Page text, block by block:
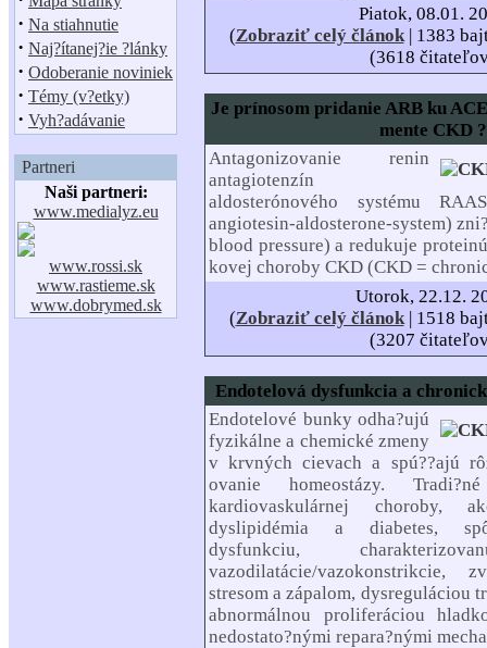
· Na stiahnutie
· Naj?ítanej?ie ?lánky
· Odoberanie noviniek
· Témy (v?etky)
· Vyh?adávanie
Partneri
Naši partneri:
www.medialyz.eu
www.rossi.sk
www.rastieme.sk
www.dobrymed.sk
Piatok, 08.01.
(Zobraziť celý článok| 1383
(3618
Je prínosom pridanie ARB ku
mente CKD ?
Antagonizovanie renin
antagiotenzín
aldosterónového systému
angiotesin-aldosterone-system)
blood pressure) a redukuje
kovej choroby CKD (CKD =
Utorok, 22.12.
(Zobraziť celý článok| 1518
(3207
Endotelová dysfunkcia a
Endotelové bunky odha?ujú
fyzikálne a chemické zmeny
v krvných cievach a spú??ajú
ovanie homeostázy.
kardiovaskulárnej choroby,
dyslipidémia a diabetes,
dysfunkciu,
vazodilatácie/vazokonstrikcie,
stresom a zápalom, dysreguláciou
abnormálnou proliferáciou
nedostato?nými repara?nými